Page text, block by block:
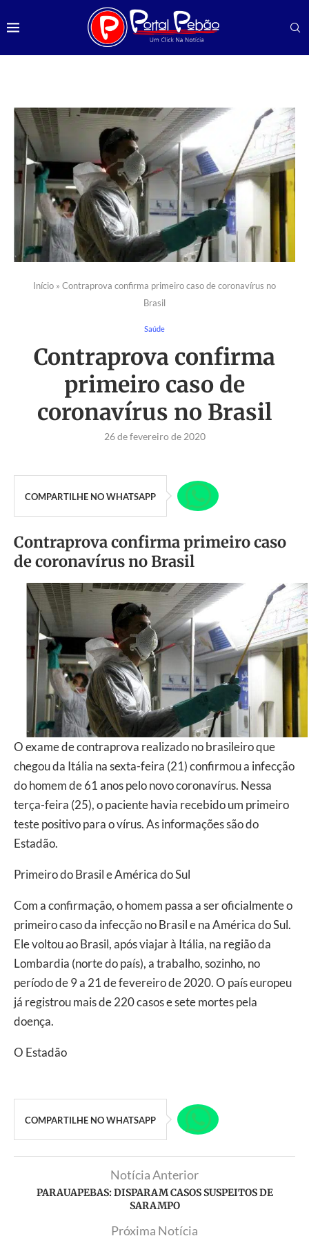
Início » Contraprova confirma primeiro caso de coronavírus no
Brasil
Saúde
Contraprova confirma
primeiro caso de
coronavírus no Brasil
26 de fevereiro de 2020
COMPARTILHE NO WHATSAPP
Contraprova confirma primeiro caso
de coronavírus no Brasil
O exame de contraprova realizado no brasileiro que
chegou da Itália na sexta-feira (21) confirmou a infecção
do homem de 61 anos pelo novo coronavírus. Nessa
terça-feira (25), o paciente havia recebido um primeiro
teste positivo para o vírus. As informações são do
Estadão.
Primeiro do Brasil e América do Sul
Com a confirmação, o homem passa a ser oficialmente o
primeiro caso da infecção no Brasil e na América do Sul.
Ele voltou ao Brasil, após viajar à Itália, na região da
Lombardia (norte do país), a trabalho, sozinho, no
período de 9 a 21 de fevereiro de 2020. O país europeu
já registrou mais de 220 casos e sete mortes pela
doença.
O Estadão
COMPARTILHE NO WHATSAPP
Notícia Anterior
PARAUAPEBAS: DISPARAM CASOS SUSPEITOS DE
SARAMPO
Próxima Notícia